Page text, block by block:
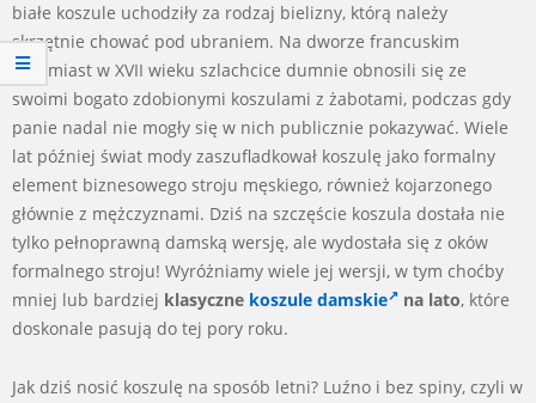
białe koszule uchodziły za rodzaj bielizny, którą należy
skrzętnie chować pod ubraniem. Na dworze francuskim
natomiast w XVII wieku szlachcice dumnie obnosili się ze
swoimi bogato zdobionymi koszulami z żabotami, podczas gdy
panie nadal nie mogły się w nich publicznie pokazywać. Wiele
lat później świat mody zaszufladkował koszulę jako formalny
element biznesowego stroju męskiego, również kojarzonego
głównie z mężczyznami. Dziś na szczęście koszula dostała nie
tylko pełnoprawną damską wersję, ale wydostała się z oków
formalnego stroju! Wyróżniamy wiele jej wersji, w tym choćby
mniej lub bardziej klasyczne koszule damskie na lato, które
doskonale pasują do tej pory roku.
Jak dziś nosić koszulę na sposób letni? Luźno i bez spiny, czyli w